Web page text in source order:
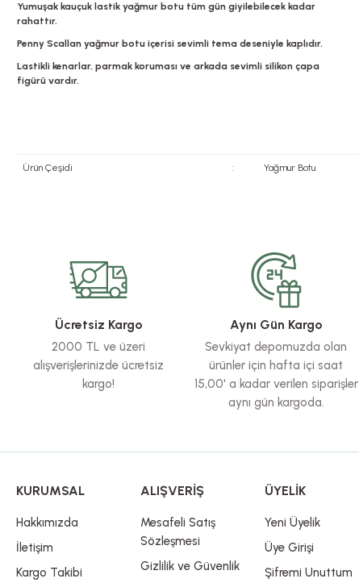
Yumuşak kauçuk lastik yağmur botu tüm gün giyilebilecek kadar
rahattır.
Penny Scallan yağmur botu içerisi sevimli tema deseniyle kaplıdır.
Lastikli kenarlar, parmak koruması ve arkada sevimli silikon çapa
figürü vardır.
Ürün Çeşidi : Yağmur Botu
Ürün resmi kalitesiz, bozuk veya görüntülenemiyor.
Ürün açıklamasında eksik bilgiler bulunuyor.
Ürün bilgilerinde hatalar bulunuyor.
Ürün fiyatı diğer sitelerden daha pahalı.
Bu ürüne benzer farklı alternatifler olmalı.
Ücretsiz Kargo
2000 TL ve üzeri
alışverişlerinizde ücretsiz
kargo!
Aynı Gün Kargo
Sevkiyat depomuzda olan
ürünler için hafta içi saat
15,00' a kadar verilen siparişler
aynı gün kargoda.
KURUMSAL
Hakkımızda
İletişim
Kargo Takibi
ALIŞVERİŞ
Mesafeli Satış
Sözleşmesi
Gizlilik ve Güvenlik
ÜYELİK
Yeni Üyelik
Üye Girişi
Şifremi Unuttum